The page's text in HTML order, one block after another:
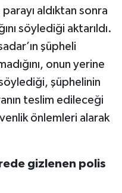
aldıktan sonra
söylediği aktarıldı.
şüpheli
onun yerine
şüphelinin
teslim edileceği
önlemleri alarak
gizlenen polis